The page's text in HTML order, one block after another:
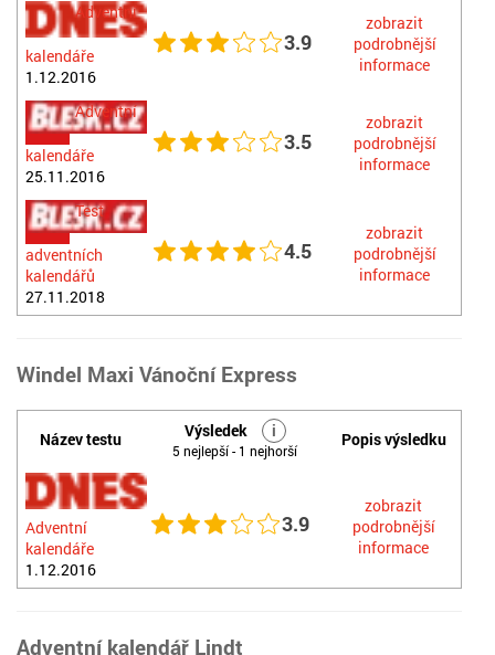
Adventní
kalendáře
1.12.2016
3.9
zobrazit
podrobnější
informace
Adventní
kalendáře
25.11.2016
3.5
zobrazit
podrobnější
informace
Test
adventních
kalendářů
27.11.2018
4.5
zobrazit
podrobnější
informace
Windel Maxi Vánoční Express
Název testu Výsledek i
5 nejlepší - 1 nejhorší
Popis výsledku
Adventní
kalendáře
1.12.2016
3.9
zobrazit
podrobnější
informace
Adventní kalendář Lindt